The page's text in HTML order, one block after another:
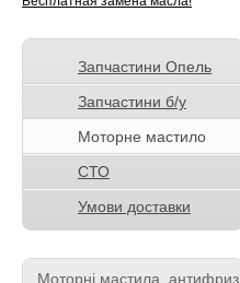
Запчастини Опель
Запчастини б/у
Моторне мастило
СТО
Умови доставки
Моторні мастила, антифриз